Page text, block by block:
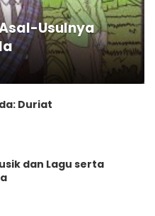
Usulnya
Duriat
dan Lagu serta